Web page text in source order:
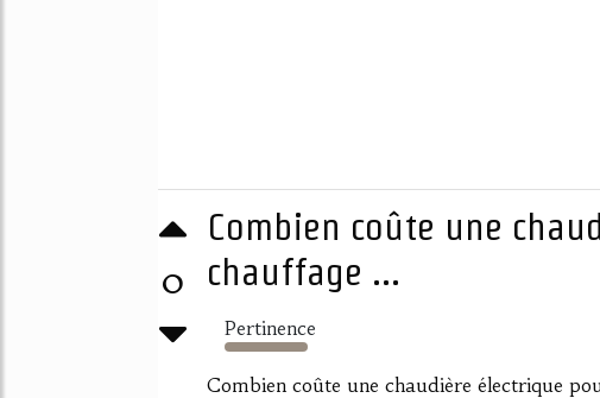
0
Combien coûte une
chauffage ...
Pertinence
3189%
Combien coûte une chaudière électrique